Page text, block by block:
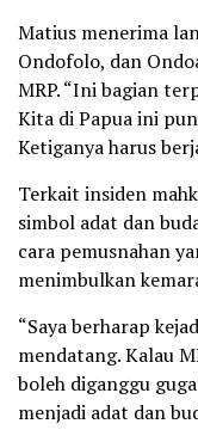
Matius menerima
Ondofolo, dan
MRP. “Ini bagian
Kita di Papua ini
Ketiganya harus
Terkait insiden
simbol adat dan
cara pemusnahan
menimbulkan
“Saya berharap
mendatang. Kalau
boleh diganggu
menjadi adat dan